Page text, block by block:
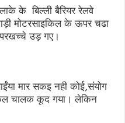
के बिल्ली बैरियर रेलवे
मोटरसाइकिल के ऊपर चढा
उड़ गए।
मार सकइ नही कोई,संयोग
चालक कूद गया। लेकिन